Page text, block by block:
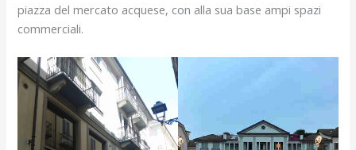
piazza del mercato acquese, con alla sua base ampi spazi
commerciali.